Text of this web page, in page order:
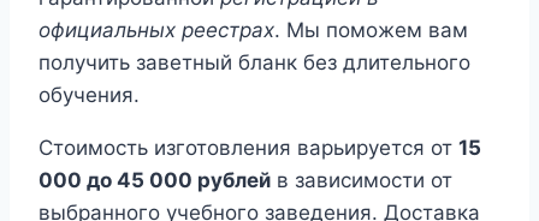
официальных реестрах. Мы поможем вам
получить заветный бланк без длительного
обучения.
Стоимость изготовления варьируется от 15
000 до 45 000 рублей в зависимости от
выбранного учебного заведения. Доставка